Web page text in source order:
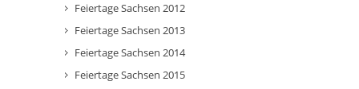
Feiertage Sachsen 2012
Feiertage Sachsen 2013
Feiertage Sachsen 2014
Feiertage Sachsen 2015